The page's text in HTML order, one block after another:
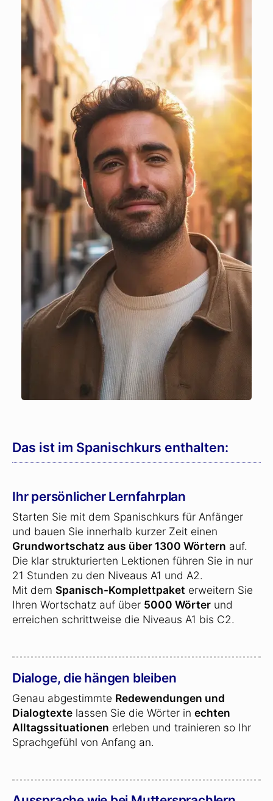
Das ist im Spanischkurs enthalten:
Ihr persönlicher Lernfahrplan
Starten Sie mit dem Spanischkurs für Anfänger
und bauen Sie innerhalb kurzer Zeit einen
Grundwortschatz aus über 1300 Wörtern auf.
Die klar strukturierten Lektionen führen Sie in nur
21 Stunden zu den Niveaus A1 und A2.
Mit dem Spanisch-Komplettpaket erweitern Sie
Ihren Wortschatz auf über 5000 Wörter und
erreichen schrittweise die Niveaus A1 bis C2.
Dialoge, die hängen bleiben
Genau abgestimmte Redewendungen und
Dialogtexte lassen Sie die Wörter in echten
Alltagssituationen erleben und trainieren so Ihr
Sprachgefühl von Anfang an.